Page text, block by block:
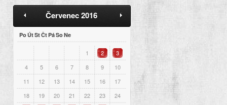
Červenec 2016
PoÚtStČtPáSoNe
1 2
3
4
5 6 7 8 9
10
11
12 13 14 15 16
17
18
19 20 21 22 23
24